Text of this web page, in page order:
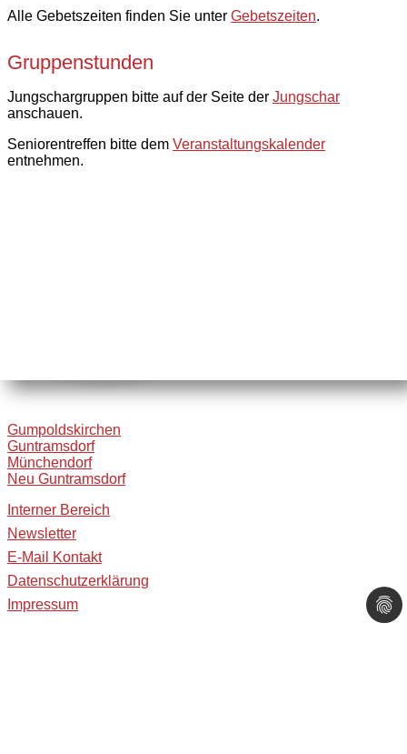
Alle Gebetszeiten finden Sie unter Gebetszeiten.
Gruppenstunden
Jungschargruppen bitte auf der Seite der Jungschar
anschauen.
Seniorentreffen bitte dem Veranstaltungskalender
entnehmen.
Gumpoldskirchen
Guntramsdorf
Münchendorf
Neu Guntramsdorf
Interner Bereich
Newsletter
E-Mail Kontakt
Datenschutzerklärung
Impressum